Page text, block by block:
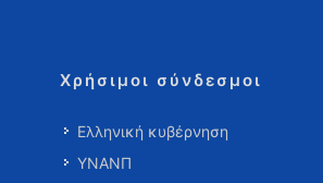
Χρήσιμοι σύνδεσμοι
Ελληνική κυβέρνηση
ΥΝΑΝΠ